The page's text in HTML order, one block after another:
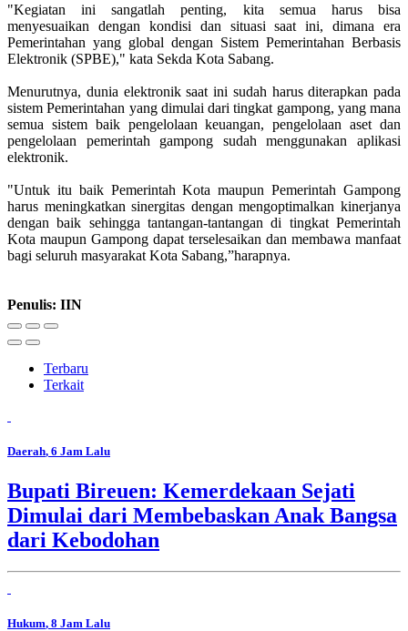
"Kegiatan ini sangatlah penting, kita semua harus bisa
menyesuaikan dengan kondisi dan situasi saat ini, dimana era
Pemerintahan yang global dengan Sistem Pemerintahan Berbasis
Elektronik (SPBE)," kata Sekda Kota Sabang.
Menurutnya, dunia elektronik saat ini sudah harus diterapkan pada
sistem Pemerintahan yang dimulai dari tingkat gampong, yang mana
semua sistem baik pengelolaan keuangan, pengelolaan aset dan
pengelolaan pemerintah gampong sudah menggunakan aplikasi
elektronik.
"Untuk itu baik Pemerintah Kota maupun Pemerintah Gampong
harus meningkatkan sinergitas dengan mengoptimalkan kinerjanya
dengan baik sehingga tantangan-tantangan di tingkat Pemerintah
Kota maupun Gampong dapat terselesaikan dan membawa manfaat
bagi seluruh masyarakat Kota Sabang,”harapnya.
Penulis: IIN
Terbaru
Terkait
Daerah, 6 Jam Lalu
Bupati Bireuen: Kemerdekaan Sejati
Dimulai dari Membebaskan Anak Bangsa
dari Kebodohan
Hukum, 8 Jam Lalu